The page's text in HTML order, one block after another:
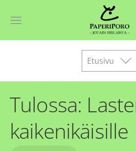
Etusivu
Tulossa:
kaikenikäisille